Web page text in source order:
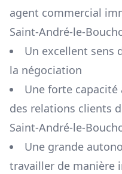
agent commercial
Saint-André-le-
Un excellent sens
la négociation
Une forte
des relations clients
Saint-André-le-
Une grande
travailler de manière